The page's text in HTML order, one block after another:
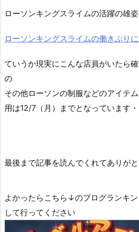
ローソンキングスライムの活躍の雄
ローソンキングスライムの働きぶり
ていうか現実にこんな店員がいたら
の
その他ローソンの制服などのアイテ
用は12/7（月）までとなっています・
最後まで記事を読んでくれてありがと
よかったらこちら↓のブログランキ
して行ってください